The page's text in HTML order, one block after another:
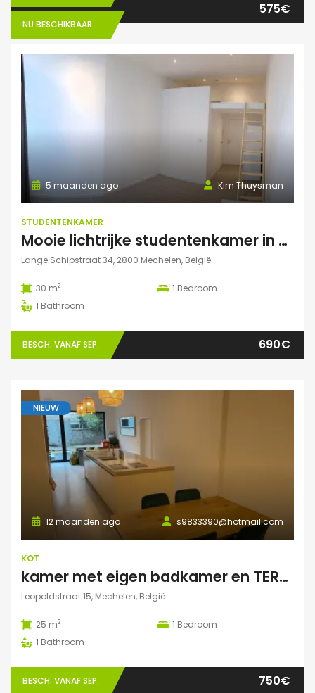
NU BESCHIKBAAR
575€
Kim Thuysman
5 maanden ago
STUDENTENKAMER
Mooie lichtrijke studentenkamer in hartje Mechelen
Lange Schipstraat 34, 2800 Mechelen, België
30 m2 1 Bedroom
1 Bathroom
BESCH. VANAF SEP. 690€
NIEUW
s9833390@hotmail.com
12 maanden ago
KOT
kamer met eigen badkamer en TERRAS
Leopoldstraat 15, Mechelen, België
25 m2 1 Bedroom
1 Bathroom
BESCH. VANAF SEP. 750€